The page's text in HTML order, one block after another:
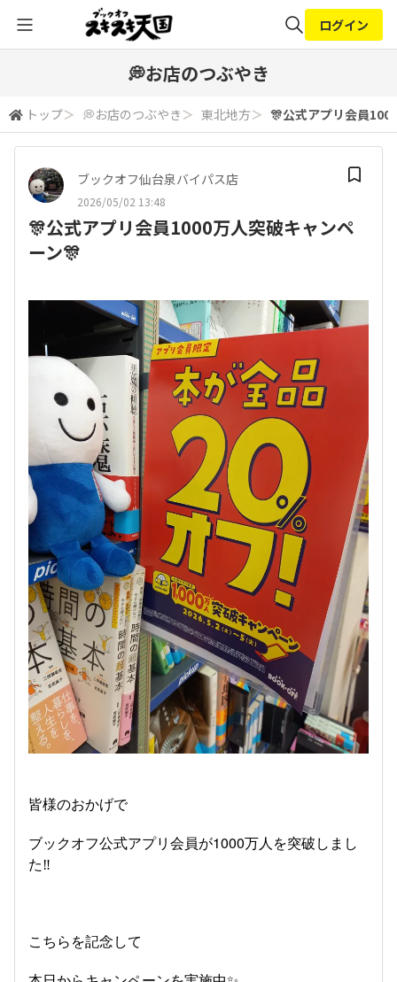
検索
ログイン
💭お店のつぶやき
トップ＞ 💭お店のつぶやき ＞ 東北地方＞ 🎊公式アプリ会員
ブックオフ仙台泉バイパス店
2026/05/02 13:48
🎊公式アプリ会員1000万人突破キャンペ
ーン🎊
皆様のおかげで
ブックオフ公式アプリ会員が1000万人を突破しまし
た‼️
こちらを記念して